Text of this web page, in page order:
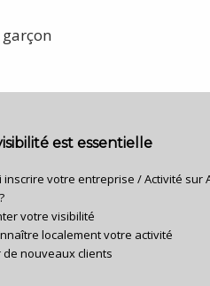
est essentielle
inscrire votre entreprise / Activité sur
votre visibilité
localement votre activité
de nouveaux clients